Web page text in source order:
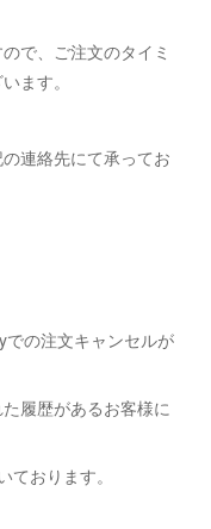
で、ご注文のタイミ
ます。
連絡先にて承ってお
での注文キャンセルが
履歴があるお客様に
おります。